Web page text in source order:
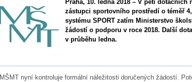
Praha, 10. ledna 2018 – V pěti
zástupci sportovního prostředí o téměř
systému SPORT zatím Ministerstvo
žádostí o podporu v roce 2018. Další
v průběhu ledna.
MŠMT nyní kontroluje formální náležitosti doručených žádostí.